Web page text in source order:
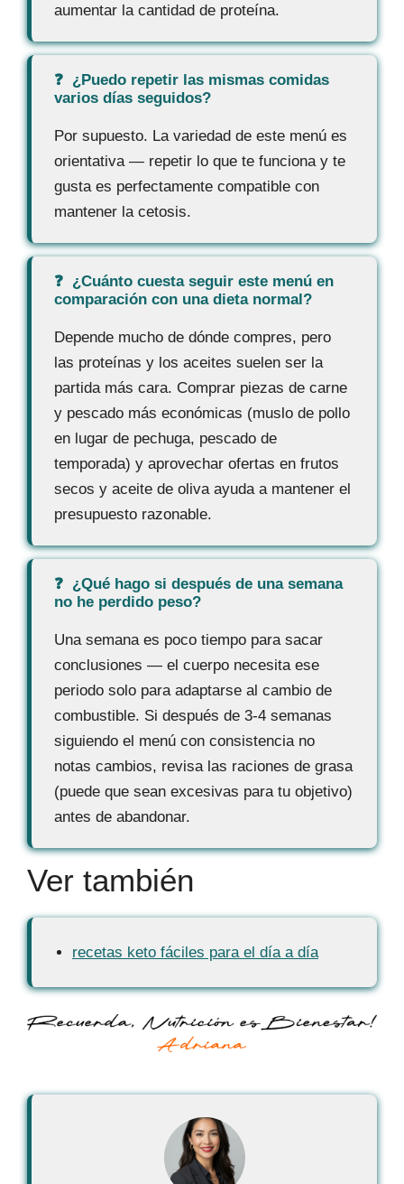
aumentar la cantidad de proteína.
¿Puedo repetir las mismas comidas
varios días seguidos?
Por supuesto. La variedad de este menú es
orientativa — repetir lo que te funciona y te
gusta es perfectamente compatible con
mantener la cetosis.
¿Cuánto cuesta seguir este menú en
comparación con una dieta normal?
Depende mucho de dónde compres, pero
las proteínas y los aceites suelen ser la
partida más cara. Comprar piezas de carne
y pescado más económicas (muslo de pollo
en lugar de pechuga, pescado de
temporada) y aprovechar ofertas en frutos
secos y aceite de oliva ayuda a mantener el
presupuesto razonable.
¿Qué hago si después de una semana
no he perdido peso?
Una semana es poco tiempo para sacar
conclusiones — el cuerpo necesita ese
periodo solo para adaptarse al cambio de
combustible. Si después de 3-4 semanas
siguiendo el menú con consistencia no
notas cambios, revisa las raciones de grasa
(puede que sean excesivas para tu objetivo)
antes de abandonar.
Ver también
recetas keto fáciles para el día a día